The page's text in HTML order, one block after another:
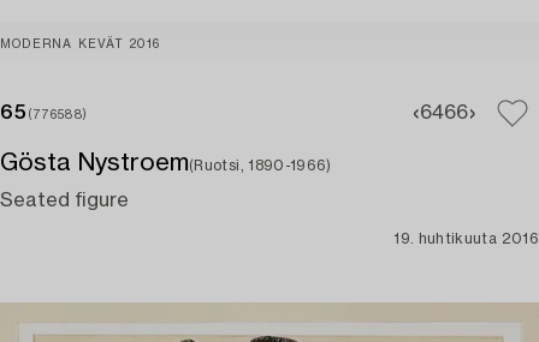
MODERNA KEVÄT 2016
65 (776588) 6466
Gösta Nystroem(Ruotsi, 1890-1966)
Seated figure
19. huhtikuuta 2016